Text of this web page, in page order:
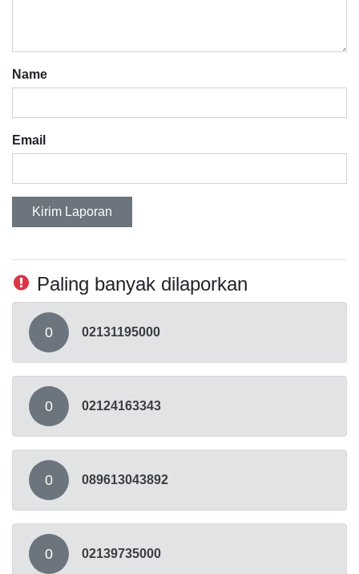
Name
Email
Kirim Laporan
Paling banyak dilaporkan
0 02131195000
0 02124163343
0 089613043892
0 02139735000